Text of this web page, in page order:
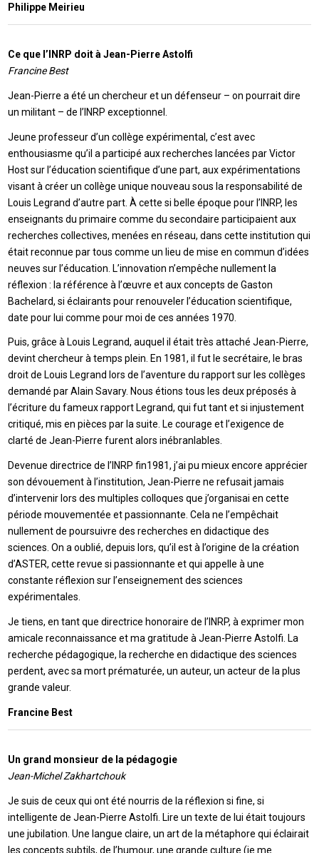
Philippe Meirieu
Ce que l’INRP doit à Jean-Pierre Astolfi
Francine Best
Jean-Pierre a été un chercheur et un défenseur – on pourrait dire
un militant – de l’INRP exceptionnel.
Jeune professeur d’un collège expérimental, c’est avec
enthousiasme qu’il a participé aux recherches lancées par Victor
Host sur l’éducation scientifique d’une part, aux expérimentations
visant à créer un collège unique nouveau sous la responsabilité de
Louis Legrand d’autre part. À cette si belle époque pour l’INRP, les
enseignants du primaire comme du secondaire participaient aux
recherches collectives, menées en réseau, dans cette institution qui
était reconnue par tous comme un lieu de mise en commun d’idées
neuves sur l’éducation. L’innovation n’empêche nullement la
réflexion : la référence à l’œuvre et aux concepts de Gaston
Bachelard, si éclairants pour renouveler l’éducation scientifique,
date pour lui comme pour moi de ces années 1970.
Puis, grâce à Louis Legrand, auquel il était très attaché Jean-Pierre,
devint chercheur à temps plein. En 1981, il fut le secrétaire, le bras
droit de Louis Legrand lors de l’aventure du rapport sur les collèges
demandé par Alain Savary. Nous étions tous les deux préposés à
l’écriture du fameux rapport Legrand, qui fut tant et si injustement
critiqué, mis en pièces par la suite. Le courage et l’exigence de
clarté de Jean-Pierre furent alors inébranlables.
Devenue directrice de l’INRP fin1981, j’ai pu mieux encore apprécier
son dévouement à l’institution, Jean-Pierre ne refusait jamais
d’intervenir lors des multiples colloques que j’organisai en cette
période mouvementée et passionnante. Cela ne l’empêchait
nullement de poursuivre des recherches en didactique des
sciences. On a oublié, depuis lors, qu’il est à l’origine de la création
d’ASTER, cette revue si passionnante et qui appelle à une
constante réflexion sur l’enseignement des sciences
expérimentales.
Je tiens, en tant que directrice honoraire de l’INRP, à exprimer mon
amicale reconnaissance et ma gratitude à Jean-Pierre Astolfi. La
recherche pédagogique, la recherche en didactique des sciences
perdent, avec sa mort prématurée, un auteur, un acteur de la plus
grande valeur.
Francine Best
Un grand monsieur de la pédagogie
Jean-Michel Zakhartchouk
Je suis de ceux qui ont été nourris de la réflexion si fine, si
intelligente de Jean-Pierre Astolfi. Lire un texte de lui était toujours
une jubilation. Une langue claire, un art de la métaphore qui éclairait
les concepts subtils, de l’humour, une grande culture (je me